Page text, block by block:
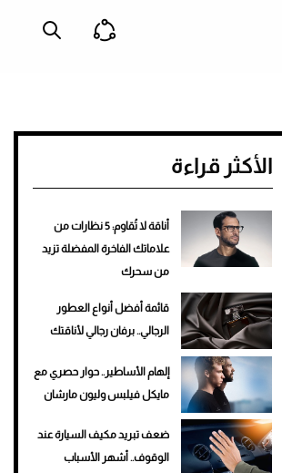
الأكثر قراءة
أناقة لا تُقاوم: 5 نظارات من
علاماتك الفاخرة المفضلة تزيد
من سحرك
قائمة أفضل أنواع العطور
الرجالي.. برفان رجالي لأناقتك
إلهام الأساطير.. حوار حصري مع
مايكل فيلبس وليون مارشان
ضعف تبريد مكيف السيارة عند
الوقوف.. أشهر الأسباب